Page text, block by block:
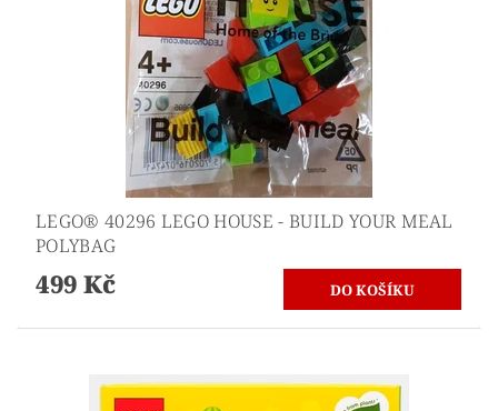
LEGO® 40296 LEGO HOUSE - BUILD YOUR MEAL
POLYBAG
499 Kč